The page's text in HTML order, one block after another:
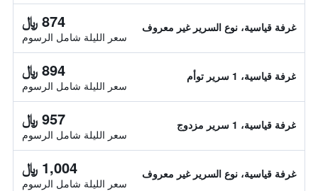
غرفة قياسية، نوع السرير غير معروف 874 ﷼
سعر الليلة شامل الرسوم
غرفة قياسية، 1 سرير توأم 894 ﷼
سعر الليلة شامل الرسوم
غرفة قياسية، 1 سرير مزدوج 957 ﷼
سعر الليلة شامل الرسوم
غرفة قياسية، نوع السرير غير معروف 1,004 ﷼
سعر الليلة شامل الرسوم